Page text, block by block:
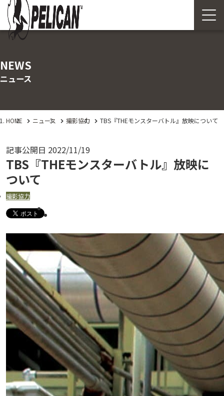
NEWS
ニュース
HOME ニュース 撮影協力 TBS『THEモンスターバトル』放映について
記事公開日 2022/11/19
TBS『THEモンスターバトル』放映に
ついて
撮影協力